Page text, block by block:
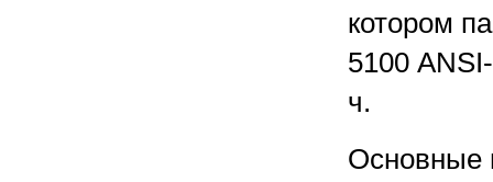
котором
5100
ч.
Основные